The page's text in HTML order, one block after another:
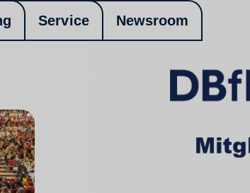
Service Newsroom